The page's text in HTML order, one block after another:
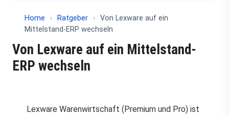
Home › Ratgeber › Von Lexware auf ein
Mittelstand-ERP wechseln
Von Lexware auf ein Mittelstand-
ERP wechseln
Lexware Warenwirtschaft (Premium und Pro) ist